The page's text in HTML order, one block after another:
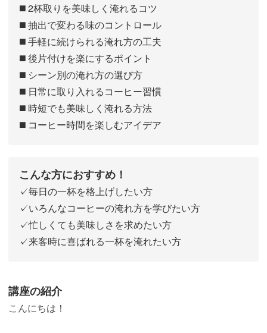
◼️ 2杯取りを美味しく淹れるコツ
◼️ 抽出で変わる味のコントロール
◼️ 手軽に続けられる淹れ方の工夫
◼️ 後片付けを楽にするポイント
◼️ シーン別の淹れ方の選び方
◼️ 日常に取り入れるコーヒー習慣
◼️ 時短でも美味しく淹れる方法
◼️ コーヒー時間を楽しむアイデア
こんな方におすすめ！
✓毎日の一杯を格上げしたい方
✓いろんなコーヒーの淹れ方を学びたい方
✓忙しくても美味しさを求めたい方
✓来客時に喜ばれる一杯を淹れたい方
講座の紹介
こんにちは！